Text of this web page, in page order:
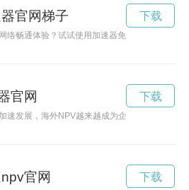
官网梯子
络畅通体验？试试使用加速器免费梯子，让您
下载
官网
速发展，海外NPV越来越成为企业在国际市场
下载
官网 下载